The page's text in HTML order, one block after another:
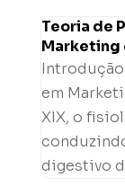
Teoria de
Marketing
Introdução
em
XIX, o
digestivo